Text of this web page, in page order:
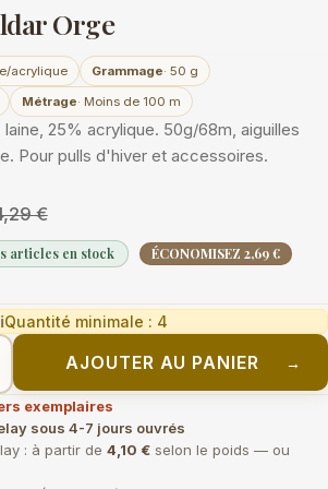
Orge
acrylique Grammage· 50 g
Métrage· Moins de 100 m
25% acrylique. 50g/68m, aiguilles
Pour pulls d'hiver et accessoires.
€
articles en stock ÉCONOMISEZ 2,69 €
ℹQuantité minimale : 4
AJOUTER AU PANIER →
exemplaires
sous 4-7 jours ouvrés
: à partir de 4,10 € selon le poids — ou